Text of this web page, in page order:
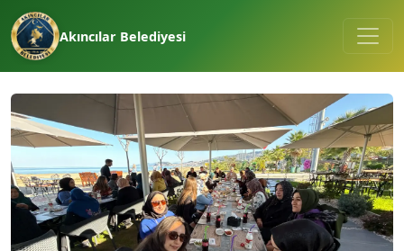
Akıncılar Belediyesi